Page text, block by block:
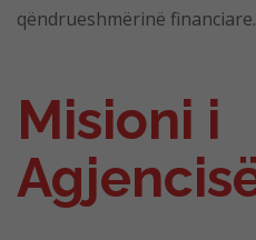
qëndrueshmërinë financiare.
Misioni i